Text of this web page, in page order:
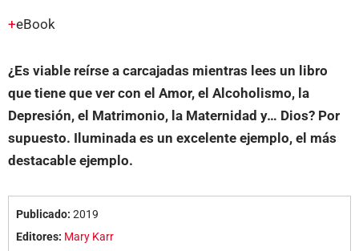
eBook
¿Es viable reírse a carcajadas mientras lees un libro
que tiene que ver con el Amor, el Alcoholismo, la
Depresión, el Matrimonio, la Maternidad y… Dios? Por
supuesto. Iluminada es un excelente ejemplo, el más
destacable ejemplo.
Publicado: 2019
Editores: Mary Karr